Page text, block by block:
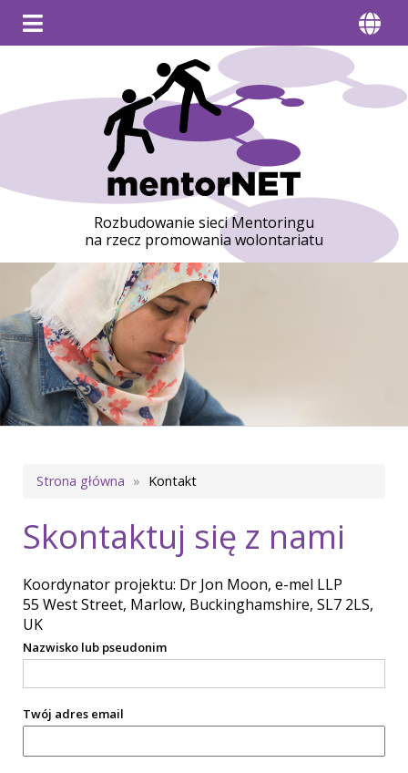
Rozbudowanie sieci Mentoringu
na rzecz promowania wolontariatu
Ścieżka
Strona główna Kontakt
Skontaktuj się z nami
Koordynator projektu: Dr Jon Moon, e-mel LLP
55 West Street, Marlow, Buckinghamshire, SL7 2LS,
UK
Nazwisko lub pseudonim
Twój adres email